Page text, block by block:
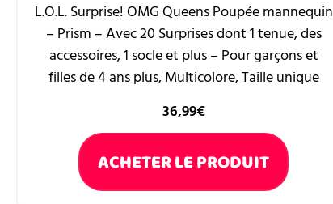
L.O.L. Surprise! OMG Queens Poupée mannequin
– Prism – Avec 20 Surprises dont 1 tenue, des
accessoires, 1 socle et plus – Pour garçons et
filles de 4 ans plus, Multicolore, Taille unique
36,99€
ACHETER LE PRODUIT